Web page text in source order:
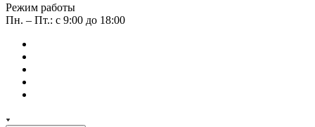
Режим работы
Пн. – Пт.: с 9:00 до 18:00